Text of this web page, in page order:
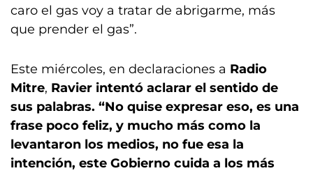
caro el gas voy a tratar de abrigarme, más
que prender el gas”.
Este miércoles, en declaraciones a Radio
Mitre, Ravier intentó aclarar el sentido de
sus palabras. “No quise expresar eso, es una
frase poco feliz, y mucho más como la
levantaron los medios, no fue esa la
intención, este Gobierno cuida a los más